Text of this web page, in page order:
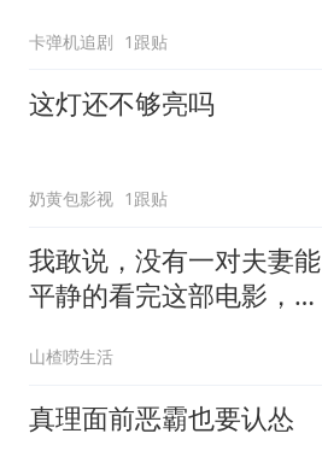
卡弹机追剧 1跟贴
这灯还不够亮吗
奶黄包影视 1跟贴
我敢说，没有一对夫妻能
平静的看完这部电影，太
山楂唠生活
真理面前恶霸也要认怂